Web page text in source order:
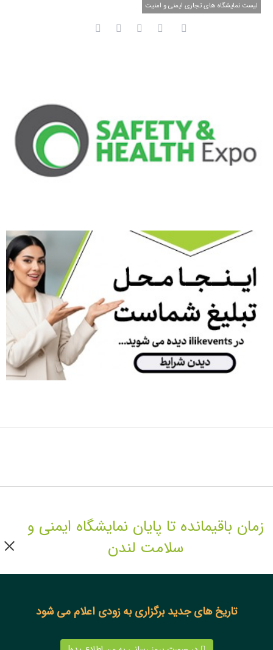
لیست نمایشگاه های تجاری ایمنی و امنیت
زمان باقیمانده تا پایان نمایشگاه ایمنی و
سلامت لندن
تاریخ های جدید برگزاری به زودی اعلام می شود